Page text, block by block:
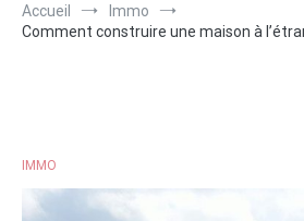
Accueil
Immo
Comment construire une maison à
IMMO